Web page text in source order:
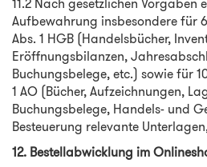
Aufbewahrung insbesondere für
Abs. 1 HGB (Handelsbücher,
Eröffnungsbilanzen,
Buchungsbelege, etc.) sowie für
1 AO (Bücher, Aufzeichnungen,
Buchungsbelege, Handels- und
Besteuerung relevante
12. Bestellabwicklung im